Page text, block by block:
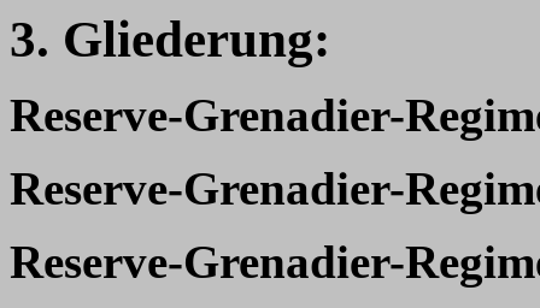
3. Gliederung:
Reserve-Grenadier-
Reserve-Grenadier-
Reserve-Grenadier-